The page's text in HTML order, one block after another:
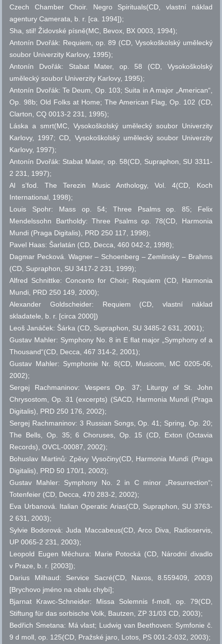
Czech Chamber Choir. Negro Spirituals(CD, vlastní náklad
agentury Camerata, b. r. [ca. 1994]);
Sha, stil! Židovské písně(MC, Bevox, BX 0003, 1994);
Antonín Dvořák: Requiem,op. 89 (CD, Vysokoškolský umělecký
soubor Univerzity Karlovy, 1995);
Antonín Dvořák: Stabat Mater, op. 58 (CD, Vysokoškolský
umělecký soubor Univerzity Karlovy, 1995);
Antonín Dvořák: Te Deum, Op. 103; Suita in A major „American“,
Op. 98b; Old Folks at Home; The American Flag, Op. 102 (CD,
Clarton, CQ 0013-2 231, 1995);
Láska a smrt(MC, Vysokoškolský umělecký soubor Univerzity
Karlovy, 1997; CD, Vysokoškolský umělecký soubor Univerzity
Karlovy, 1997);
Antonín Dvořák: Stabat Mater, op. 58(CD, Supraphon, SU 3311-
2 231, 1997);
Al s’fod. The Terezin Music Anthology, Vol. 4(CD, Koch
International, 1998);
Louis Spohr: Mass op. 54; Three Psalmsop. 85; Felix
Mendelssohn Bartholdy: Three Psalmsop. 78(CD, Harmonia
Mundi (Praga Digitalis), PRD 250 117, 1998);
Pavel Haas: Šarlatán (CD, Decca, 460 042-2, 1998);
Dagmar Pecková. Wagner – Schoenberg – Zemlinsky – Brahms
(CD, Supraphon, SU 3417-2 231, 1999);
Alfred Schnittke: Concerto for Choir; Requiem (CD, Harmonia
Mundi, PRD 250 149, 2000);
Alexander Goldscheider: Requiem (CD, vlastní náklad
skladatele, b. r. [circa 2000])
Leoš Janáček: Šárka (CD, Supraphon, SU 3485-2 631, 2001);
Gustav Mahler: Symphony No. 8 in E flat major „Symphony of a
Thousand“(CD, Decca, 467 314-2, 2001);
Gustav Mahler: Symphonie Nr. 8(CD, Musicom, MC 0205-06,
2002);
Sergej Rachmaninov: Vespers Op. 37; Liturgy of St. John
Chrysostom, Op. 31 (excerpts) (SACD, Harmonia Mundi (Praga
Digitalis), PRD 250 176, 2002);
Sergej Rachmaninov: 3 Russian Songs, Op. 41; Spring, Op. 20;
The Bells, Op. 35; 6 Choruses, Op. 15 (CD, Exton (Octavia
Records), OVCL-00087, 2002);
Bohuslav Martinů: Zpěvy Vysočiny(CD, Harmonia Mundi (Praga
Digitalis), PRD 50 170/1, 2002);
Gustav Mahler: Symphony No. 2 in C minor „Resurrection“;
Totenfeier (CD, Decca, 470 283-2, 2002);
Eva Urbanová. Italian Operatic Arias(CD, Supraphon, SU 3763-
2 631, 2003);
Sylvie Bodorová: Juda Maccabeus(CD, Arco Diva, Radioservis,
UP 0065-2 231, 2003);
Leopold Eugen Měchura: Marie Potocká (CD, Národní divadlo
v Praze, b. r. [2003]);
Darius Milhaud: Service Sacré(CD, Naxos, 8.559409, 2003)
[Brychovo jméno na obalu chybí];
Bjarnat Krawc-Schneider: Missa Solemnis f-moll, op. 79(CD,
Stiftung für das sorbische Volk, Bautzen, ZP 31/03 CD, 2003);
Bedřich Smetana: Má vlast; Ludwig van Beethoven: Symfonie č.
9 d moll,op. 125(CD, Pražské jaro, Lotos, PS 001-2-032, 2003);